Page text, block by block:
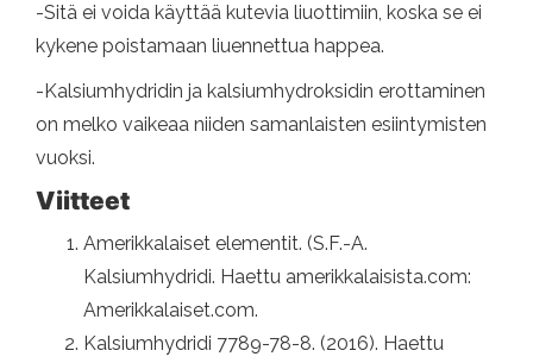
-Sitä ei voida käyttää kutevia liuottimiin, koska se ei
kykene poistamaan liuennettua happea.
-Kalsiumhydridin ja kalsiumhydroksidin erottaminen
on melko vaikeaa niiden samanlaisten esiintymisten
vuoksi.
Viitteet
Amerikkalaiset elementit. (S.F.-A.
Kalsiumhydridi. Haettu amerikkalaisista.com:
Amerikkalaiset.com.
Kalsiumhydridi 7789-78-8. (2016). Haettu